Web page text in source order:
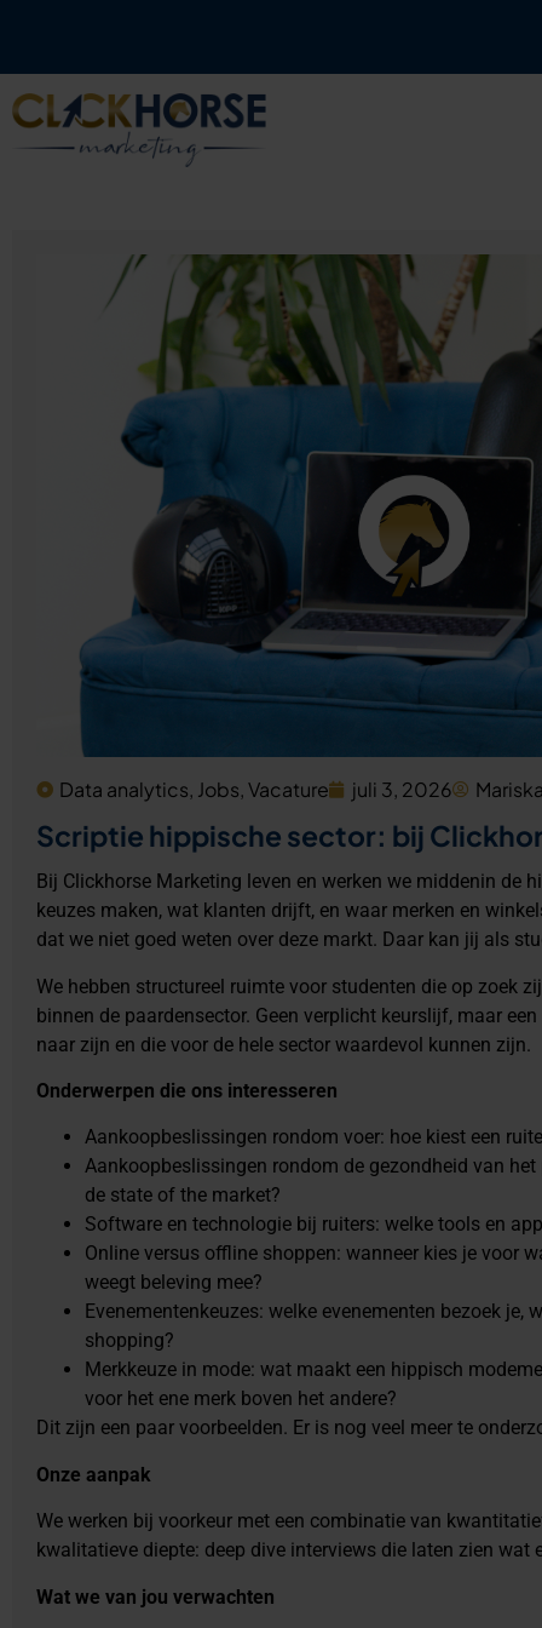
Data analytics, Jobs,Vacature juli 3, 2026
Scriptie hippische sector: bij
Bij Clickhorse Marketing leven en werken we middenin de
keuzes maken, wat klanten drijft, en waar merken en
dat we niet goed weten over deze markt. Daar kan jij als
We hebben structureel ruimte voor studenten die op zoek
binnen de paardensector. Geen verplicht keurslijf, maar
naar zijn en die voor de hele sector waardevol kunnen zijn.
Onderwerpen die ons interesseren
Aankoopbeslissingen rondom voer: hoe kiest een
Aankoopbeslissingen rondom de gezondheid van
de state of the market?
Software en technologie bij ruiters: welke tools en
Online versus offline shoppen: wanneer kies je voor
weegt beleving mee?
Evenementenkeuzes: welke evenementen bezoek je,
shopping?
Merkkeuze in mode: wat maakt een hippisch
voor het ene merk boven het andere?
Dit zijn een paar voorbeelden. Er is nog veel meer te
Onze aanpak
We werken bij voorkeur met een combinatie van
kwalitatieve diepte: deep dive interviews die laten zien wat
Wat we van jou verwachten